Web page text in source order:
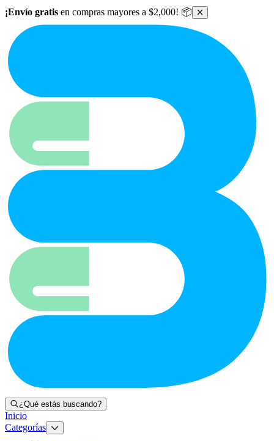
Ir al contenido principal
¡Envío gratis en compras mayores a $2,000! 📦
¿Qué estás buscando?
Inicio
Categorías